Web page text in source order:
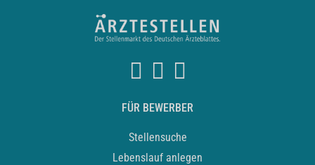
FÜR BEWERBER
Stellensuche
Lebenslauf anlegen